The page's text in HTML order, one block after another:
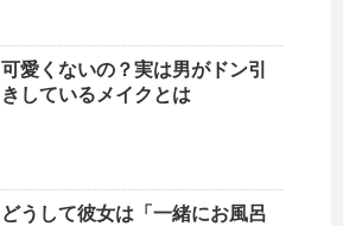
可愛くないの？実は男がドン引
きしているメイクとは
どうして彼女は「一緒にお風呂